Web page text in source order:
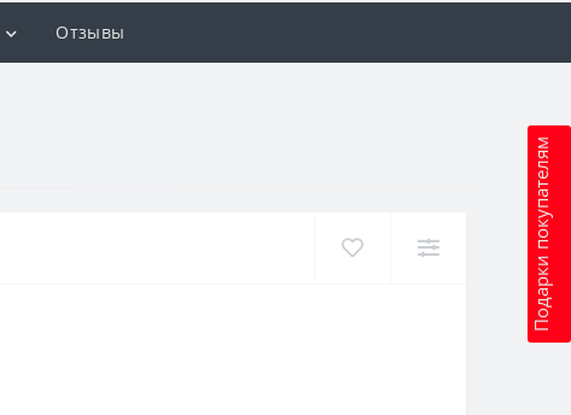
Подарки покупателям
Отзывы